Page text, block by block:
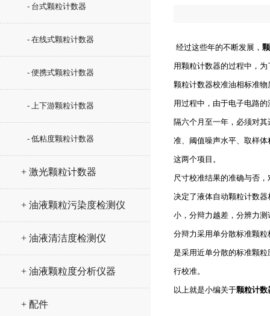
- 台式颗粒计数器
- 在线式颗粒计数器
- 便携式颗粒计数器
- 上下游颗粒计数器
- 低粘度颗粒计数器
+ 激光颗粒计数器
+ 油液颗粒污染度检测仪
+ 油液清洁度检测仪
+ 油液颗粒度分析仪器
+ 配件
经过这些年的不断发展，
用颗粒计数器的过程中，
颗粒计数器校准油相标准
用过程中，由于电子电路
隔六个月至一年，必须对
准、阈值噪声水平、取样
这两个项目。
尺寸校准结果的准确与否
决定了液体自动颗粒计数
小，分辩力越差，分辨力
分辩力采用单分散标准颗
是采用近单分散的标准颗
行校准。
以上就是小编关于颗粒计数